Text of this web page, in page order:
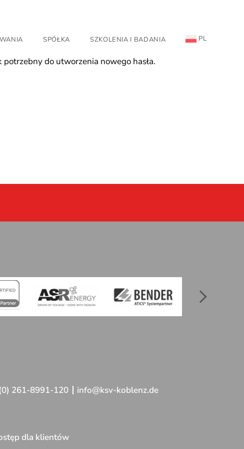
SPÓŁKA SZKOLENIA I BADANIA PL
do utworzenia nowego hasła.
261-8991-120 info@ksv-koblenz.de
dla klientów